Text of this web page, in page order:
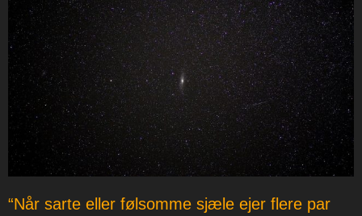
“Når sarte eller følsomme sjæle ejer flere par